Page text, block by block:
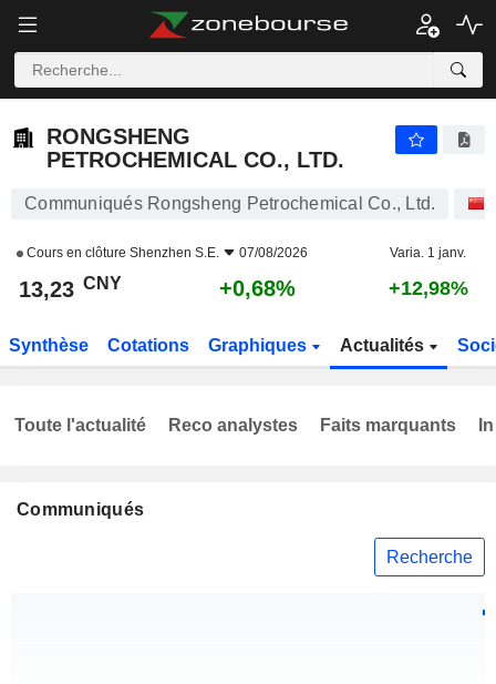
RONGSHENG
PETROCHEMICAL CO., LTD.
Communiqués Rongsheng Petrochemical Co., Ltd.
Cours en clôture Shenzhen S.E. 07/08/2026 Varia. 1 janv.
13,23 CNY +0,68% +12,98%
Synthèse Cotations Graphiques Actualités
Communiqués
Recherche
Toute l'actualité Reco analystes Faits marquants